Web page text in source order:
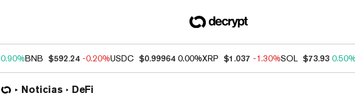
0.90%BNB $592.24 -0.20%USDC $0.99964 0.00%XRP $1.037 -1.30%SOL $73.93
Noticias DeFi